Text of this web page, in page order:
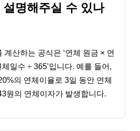
설명해주실 수 있나
계산하는 공식은 ‘연체 원금 × 연
일수 ÷ 365’입니다. 예를 들어,
의 연체이율로 3일 동안 연체
원의 연체이자가 발생합니다.